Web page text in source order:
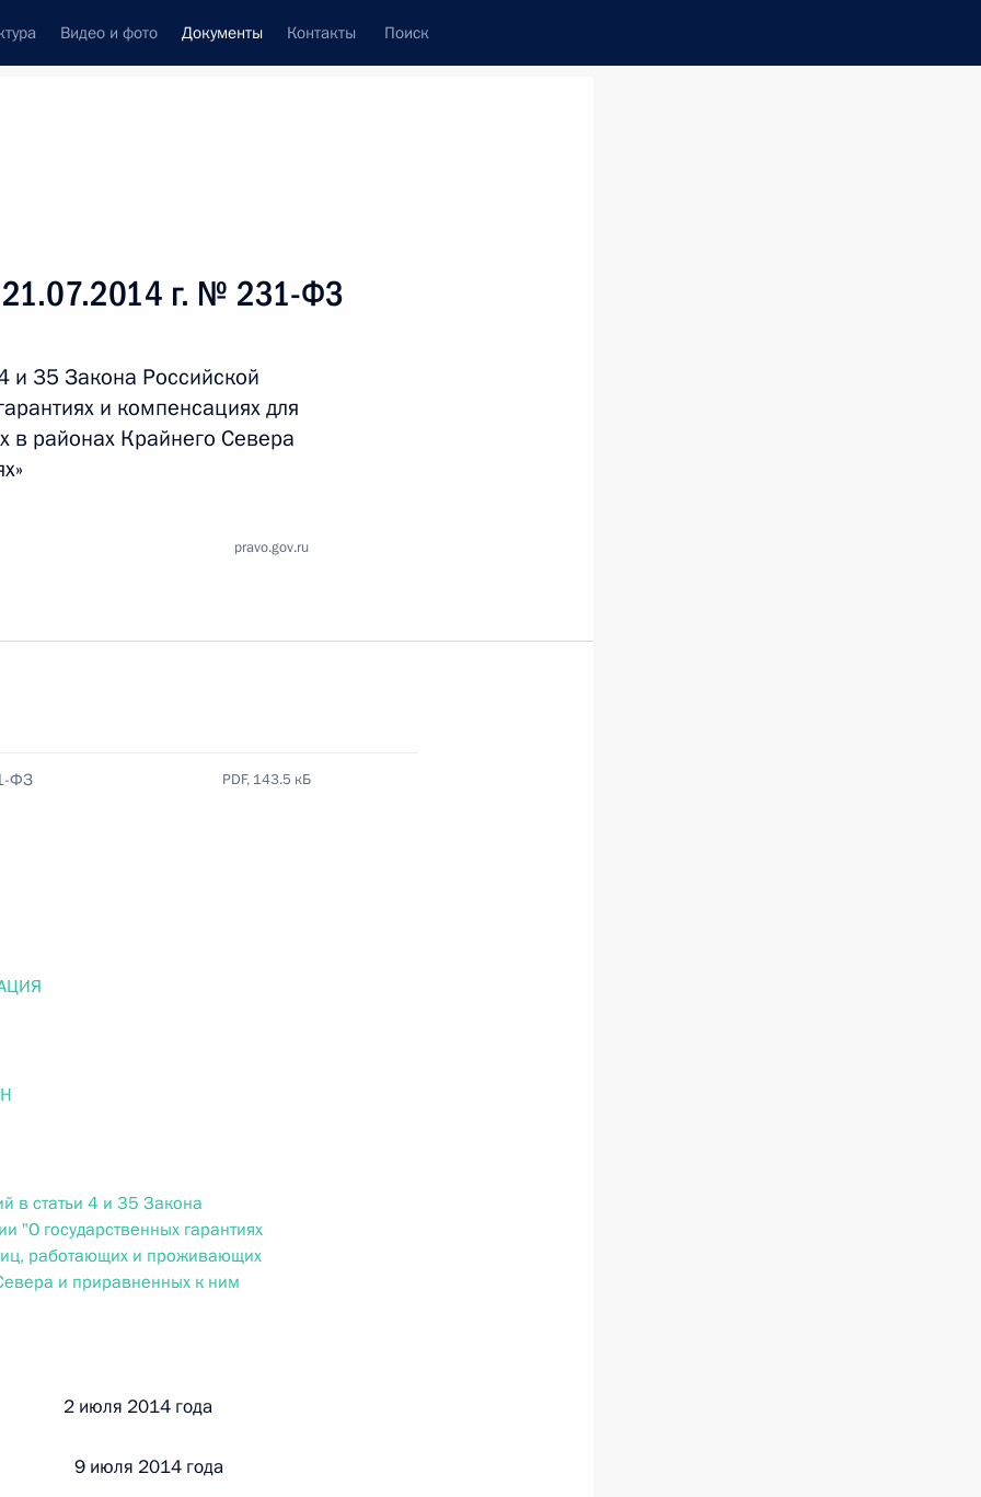
Видео и фото Документы Контакты Поиск
принятия
закона «О статусе военнослужащих» и статью 86
закона «О персональных данных» и отдельные
21.07.2014 г. № 231-ФЗ
и 35 Закона Российской
и компенсациях для
районах Крайнего Севера
pravo.gov.ru
ФЗ PDF, 143.5 кБ
в статьи 4 и 35 Закона
"О государственных гарантиях
работающих и проживающих
и приравненных к ним
2 июля 2014 года
9 июля 2014 года